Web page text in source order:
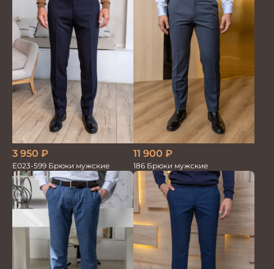
3 950 ₽
Е023-599 Брюки мужские
11 900 ₽
186 Брюки мужские